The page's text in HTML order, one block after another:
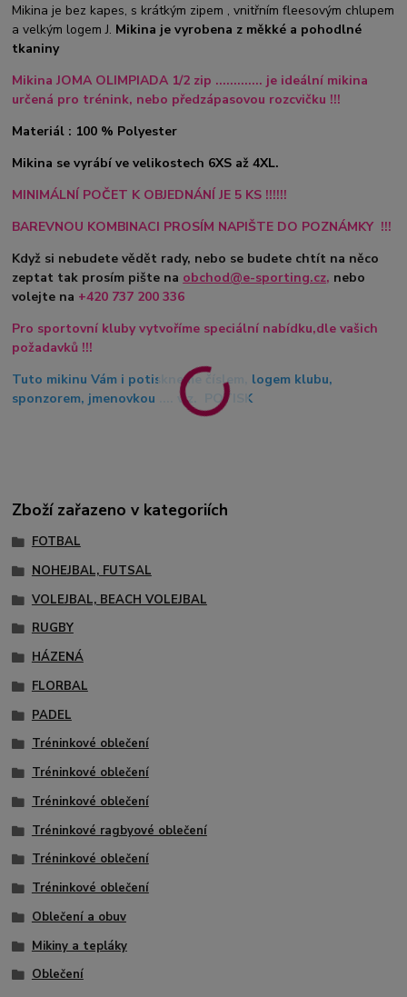
Mikina je bez kapes, s krátkým zipem , vnitřním fleesovým chlupem
a velkým logem J. Mikina je vyrobena z měkké a pohodlné
tkaniny
Mikina JOMA OLIMPIADA 1/2 zip ............. je ideální mikina
určená pro trénink, nebo předzápasovou rozcvičku !!!
Materiál : 100 % Polyester
Mikina se vyrábí ve velikostech 6XS až 4XL.
MINIMÁLNÍ POČET K OBJEDNÁNÍ JE 5 KS !!!!!!
BAREVNOU KOMBINACI PROSÍM NAPIŠTE DO POZNÁMKY !!!
Když si nebudete vědět rady, nebo se budete chtít na něco
zeptat tak prosím pište na obchod@e-sporting.cz, nebo
volejte na +420 737 200 336
Pro sportovní kluby vytvoříme speciální nabídku,dle vašich
požadavků !!!
Tuto mikinu Vám i potiskneme číslem, logem klubu,
sponzorem, jmenovkou .... viz. POTISK
Zboží zařazeno v kategoriích
FOTBAL
NOHEJBAL, FUTSAL
VOLEJBAL, BEACH VOLEJBAL
RUGBY
HÁZENÁ
FLORBAL
PADEL
Tréninkové oblečení
Tréninkové oblečení
Tréninkové oblečení
Tréninkové ragbyové oblečení
Tréninkové oblečení
Tréninkové oblečení
Oblečení a obuv
Mikiny a tepláky
Oblečení